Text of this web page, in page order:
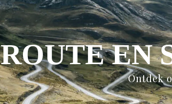
Ontdek
ROUTE EN